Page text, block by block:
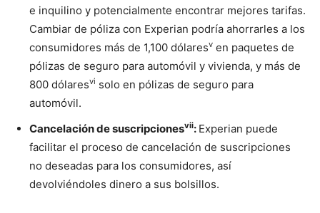
e inquilino y potencialmente encontrar mejores tarifas.
Cambiar de póliza con Experian podría ahorrarles a los
consumidores más de 1,100 dólaresv en paquetes de
pólizas de seguro para automóvil y vivienda, y más de
800 dólaresvi solo en pólizas de seguro para
automóvil.
Cancelación de suscripcionesvii: Experian puede
facilitar el proceso de cancelación de suscripciones
no deseadas para los consumidores, así
devolviéndoles dinero a sus bolsillos.